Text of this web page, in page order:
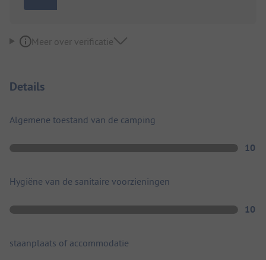
Meer over verificatie
Details
Algemene toestand van de camping
10
Hygiëne van de sanitaire voorzieningen
10
staanplaats of accommodatie